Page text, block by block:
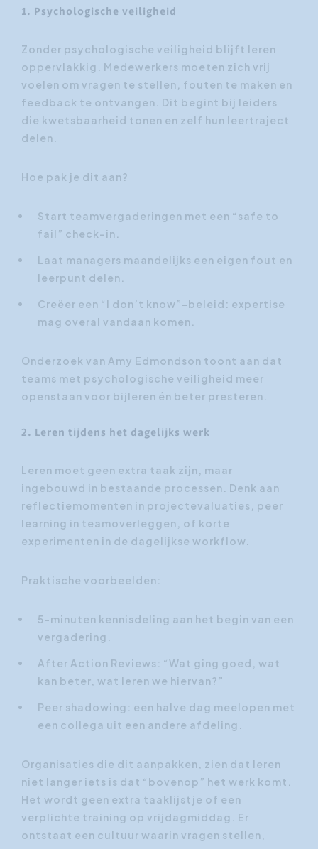
1. Psychologische veiligheid
Zonder psychologische veiligheid blijft leren
oppervlakkig. Medewerkers moeten zich vrij
voelen om vragen te stellen, fouten te maken en
feedback te ontvangen. Dit begint bij leiders
die kwetsbaarheid tonen en zelf hun leertraject
delen.
Hoe pak je dit aan?
Start teamvergaderingen met een “safe to
fail” check-in.
Laat managers maandelijks een eigen fout en
leerpunt delen.
Creëer een “I don’t know”-beleid: expertise
mag overal vandaan komen.
Onderzoek van Amy Edmondson toont aan dat
teams met psychologische veiligheid meer
openstaan voor bijleren én beter presteren.
2. Leren tijdens het dagelijks werk
Leren moet geen extra taak zijn, maar
ingebouwd in bestaande processen. Denk aan
reflectiemomenten in projectevaluaties, peer
learning in teamoverleggen, of korte
experimenten in de dagelijkse workflow.
Praktische voorbeelden:
5-minuten kennisdeling aan het begin van een
vergadering.
After Action Reviews: “Wat ging goed, wat
kan beter, wat leren we hiervan?”
Peer shadowing: een halve dag meelopen met
een collega uit een andere afdeling.
Organisaties die dit aanpakken, zien dat leren
niet langer iets is dat “bovenop” het werk komt.
Het wordt geen extra taaklijstje of een
verplichte training op vrijdagmiddag. Er
ontstaat een cultuur waarin vragen stellen,